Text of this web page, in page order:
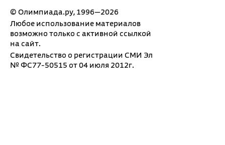
© Олимпиада.ру, 1996—2026
Любое использование материалов
возможно только с активной ссылкой
на сайт.
Свидетельство о регистрации СМИ Эл
№ ФС77-50515 от 04 июля 2012г.